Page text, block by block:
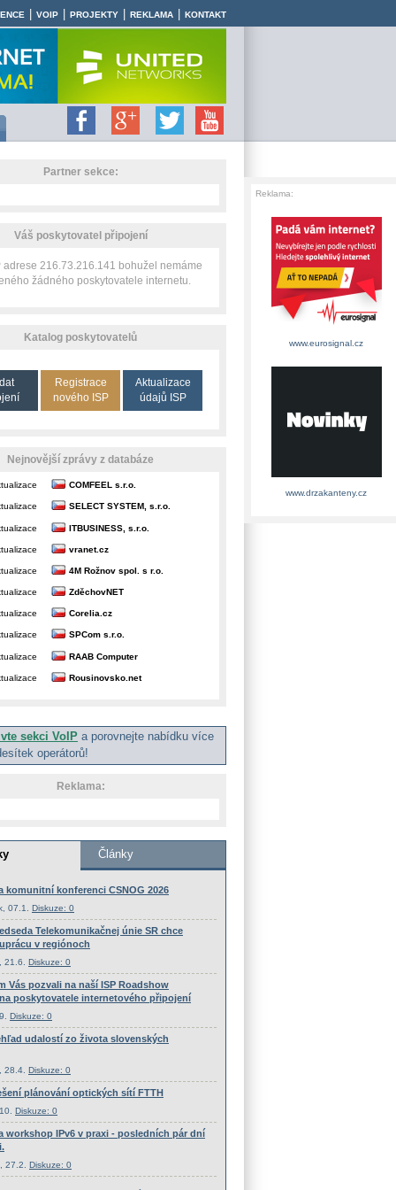
VOIP PROJEKTY REKLAMA KONTAKT
Partner sekce:
Váš poskytovatel připojení
adrese 216.73.216.141 bohužel nemáme
žádného poskytovatele internetu.
Katalog poskytovatelů
Registrace
nového ISP
Aktualizace
údajů ISP
Nejnovější zprávy z databáze
COMFEEL s.r.o.
SELECT SYSTEM, s.r.o.
ITBUSINESS, s.r.o.
vranet.cz
4M Rožnov spol. s r.o.
ZděchovNET
Corelia.cz
SPCom s.r.o.
RAAB Computer
Rousinovsko.net
sekci VoIP a porovnejte nabídku více
operátorů!
Reklama:
Reklama:
www.eurosignal.cz
www.drzakanteny.cz